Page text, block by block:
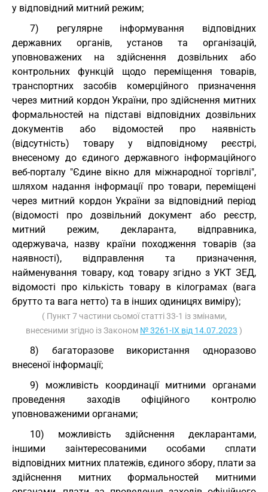
у відповідний митний режим;
7) регулярне інформування відповідних
державних органів, установ та організацій,
уповноважених на здійснення дозвільних або
контрольних функцій щодо переміщення товарів,
транспортних засобів комерційного призначення
через митний кордон України, про здійснення митних
формальностей на підставі відповідних дозвільних
документів або відомостей про наявність
(відсутність) товару у відповідному реєстрі,
внесеному до єдиного державного інформаційного
веб-порталу "Єдине вікно для міжнародної торгівлі",
шляхом надання інформації про товари, переміщені
через митний кордон України за відповідний період
(відомості про дозвільний документ або реєстр,
митний режим, декларанта, відправника,
одержувача, назву країни походження товарів (за
наявності), відправлення та призначення,
найменування товару, код товару згідно зУКТ ЗЕД,
відомості про кількість товару в кілограмах (вага
брутто та вага нетто) та в інших одиницях виміру);
( Пункт 7 частини сьомої статті 33-1 із змінами,
внесеними згідно із Законом № 3261-IX від 14.07.2023 )
8) багаторазове використання одноразово
внесеної інформації;
9) можливість координації митними органами
проведення заходів офіційного контролю
уповноваженими органами;
10) можливість здійснення декларантами,
іншими заінтересованими особами сплати
відповідних митних платежів, єдиного збору, плати за
здійснення митних формальностей митними